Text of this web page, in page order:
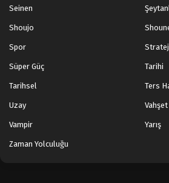
Seinen
Shoujo
Spor
Süper Güç Tarihi
Tarihsel Ters
Uzay Vahşet
Vampir Yarış
Zaman Yolculuğu